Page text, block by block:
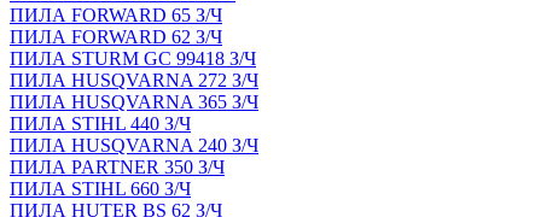
ПИЛА FORWARD 65 З/Ч
ПИЛА FORWARD 62 З/Ч
ПИЛА STURM GC 99418 З/Ч
ПИЛА HUSQVARNA 272 З/Ч
ПИЛА HUSQVARNA 365 З/Ч
ПИЛА STIHL 440 З/Ч
ПИЛА HUSQVARNA 240 З/Ч
ПИЛА PARTNER 350 З/Ч
ПИЛА STIHL 660 З/Ч
ПИЛА HUTER BS 62 З/Ч